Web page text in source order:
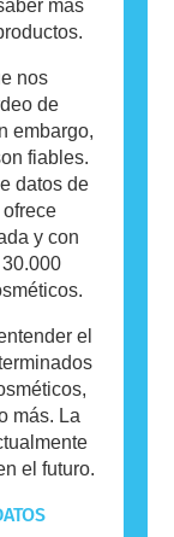
más
nos
de
embargo,
fiables.
datos de
y con
el
más. La
el futuro.